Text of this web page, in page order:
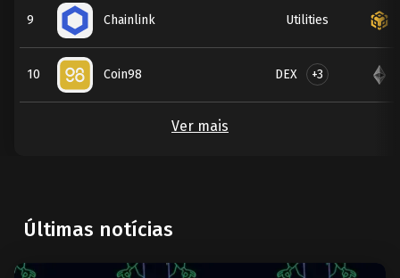
9 Chainlink Utilities
10 Coin98 DEX +3
Ver mais
Últimas notícias